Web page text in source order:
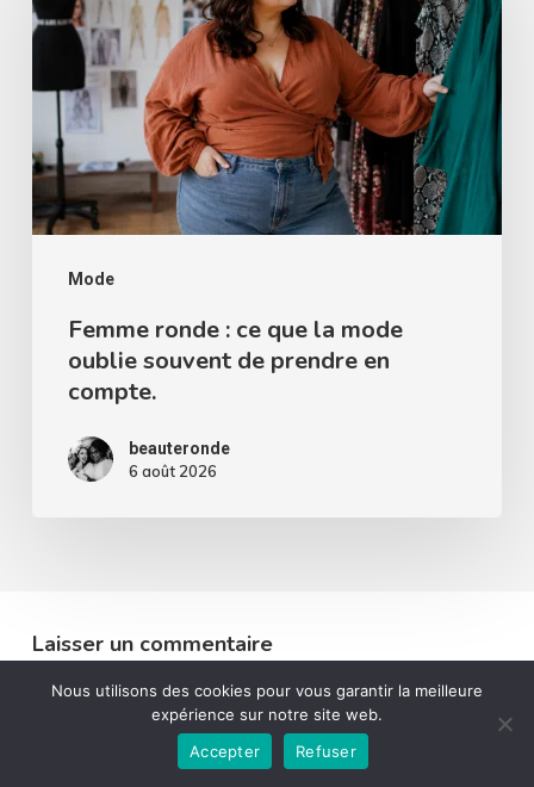
Mode
:
que
mode
oublie
souvent
prendre
compte.
Femme ronde : ce que la mode
oublie souvent de prendre en
compte.
beauteronde
6 août 2026
Laisser un commentaire
Mon commentaire est..
Nous utilisons des cookies pour vous garantir la meilleure
expérience sur notre site web.
Accepter
Refuser